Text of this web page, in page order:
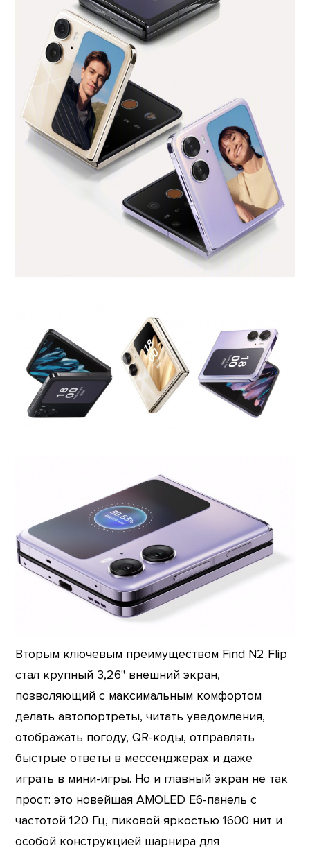
Вторым ключевым преимуществом Find N2 Flip
стал крупный 3,26" внешний экран,
позволяющий с максимальным комфортом
делать автопортреты, читать уведомления,
отображать погоду, QR-коды, отправлять
быстрые ответы в мессенджерах и даже
играть в мини-игры. Но и главный экран не так
прост: это новейшая AMOLED E6-панель с
частотой 120 Гц, пиковой яркостью 1600 нит и
особой конструкцией шарнира для